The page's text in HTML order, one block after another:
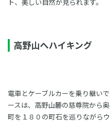
ト、美しい自然が見られます。
高野山へハイキング
電車とケーブルカーを乗り継い
ースは、高野山麓の慈尊院から
町を１８０の町石を巡りながら